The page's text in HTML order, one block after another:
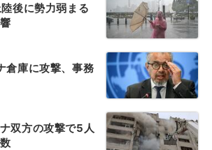
後に勢力弱まる
倉庫に攻撃、事務
双方の攻撃で5人